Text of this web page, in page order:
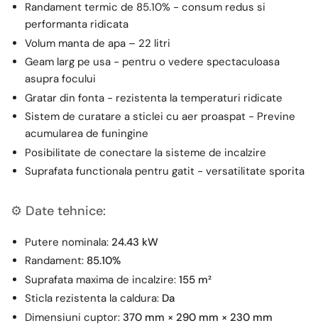
Randament termic de 85.10% - consum redus si
performanta ridicata
Volum manta de apa – 22 litri
Geam larg pe usa - pentru o vedere spectaculoasa
asupra focului
Gratar din fonta - rezistenta la temperaturi ridicate
Sistem de curatare a sticlei cu aer proaspat - Previne
acumularea de funingine
Posibilitate de conectare la sisteme de incalzire
Suprafata functionala pentru gatit - versatilitate sporita
⚙️ Date tehnice:
Putere nominala: 24.43 kW
Randament: 85.10%
Suprafata maxima de incalzire: 155 m²
Sticla rezistenta la caldura: Da
Dimensiuni cuptor: 370 mm × 290 mm × 230 mm